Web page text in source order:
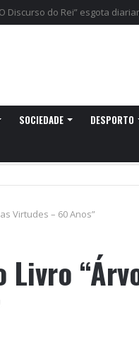
a Ovar com
SOCIEDADE DESPORTO
Virtudes – 60 Anos”